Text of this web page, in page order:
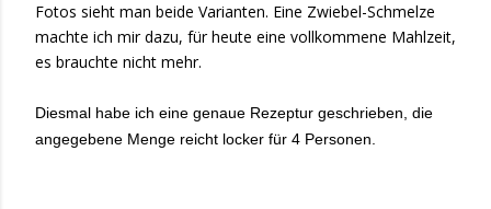
Fotos sieht man beide Varianten. Eine Zwiebel-Schmelze
machte ich mir dazu, für heute eine vollkommene Mahlzeit,
es brauchte nicht mehr.
Diesmal habe ich eine genaue Rezeptur geschrieben, die
angegebene Menge reicht locker für 4 Personen.